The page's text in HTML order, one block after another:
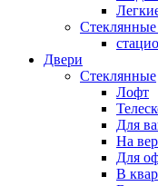
Стеклянные
Двери
Стеклянные
Лофт
Для
На
Для
В